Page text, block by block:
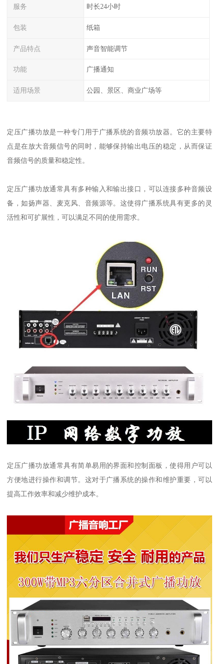
服务 时长24小时
包装 纸箱
产品特点 声音智能调节
功能 广播通知
适用场景 公园、景区、商业广场等
定压广播功放是一种专门用于广播系统的音频功放器。它的主要特
点是在放大音频信号的同时，能够保持输出电压的稳定，从而保证
音频信号的质量和稳定性。
定压广播功放通常具有多种输入和输出接口，可以连接多种音频设
备，如扬声器、麦克风、音频源等。这使得广播系统具有更多的灵
活性和可扩展性，可以满足不同的使用需求。
定压广播功放通常具有简单易用的界面和控制面板，使得用户可以
方便地进行操作和调节。这对于广播系统的操作和维护重要，可以
提高工作效率和减少维护成本。